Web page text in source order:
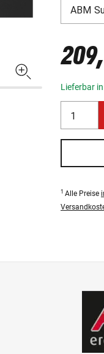
Lieferbar
1 Alle Preise